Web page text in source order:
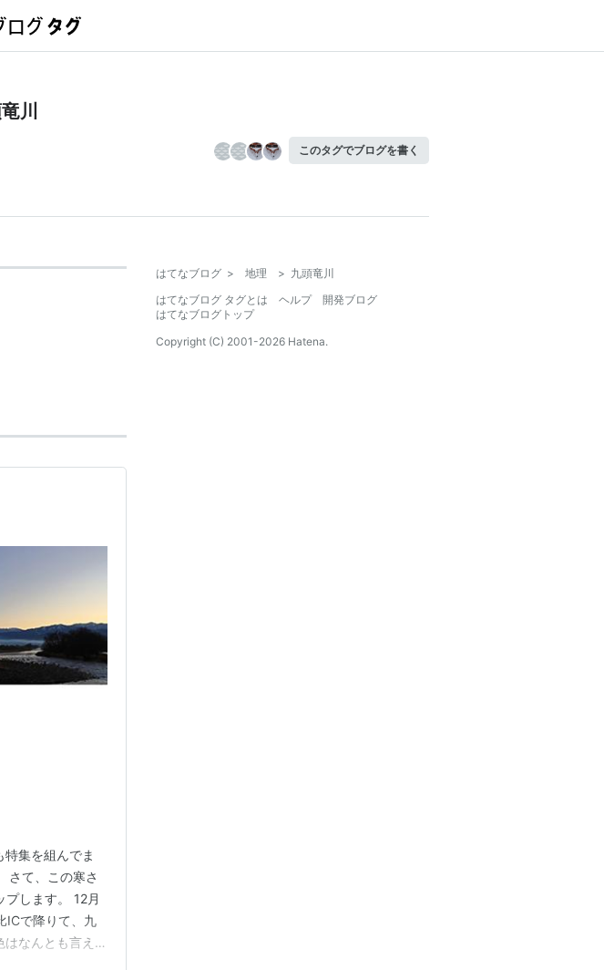
川
このタグでブログを書く
集を組んでま
さて、この寒さ
します。 12月
ICで降りて、九
なんとも言えな
はてなブログ > 地理 > 九頭竜川
はてなブログ タグとは
ヘルプ
開発ブログ
はてなブログトップ
Copyright (C) 2001-2026 Hatena.